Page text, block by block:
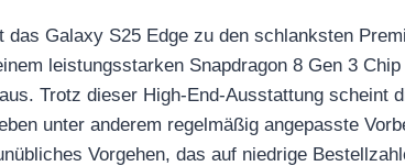
Galaxy S25 Edge zu den schlanksten
leistungsstarken Snapdragon 8 Gen 3
Trotz dieser High-End-Ausstattung scheint
unter anderem regelmäßig angepasste
Vorgehen, das auf niedrige